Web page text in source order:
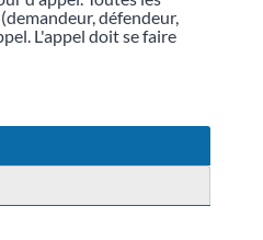
défendeur,
L'appel doit se faire